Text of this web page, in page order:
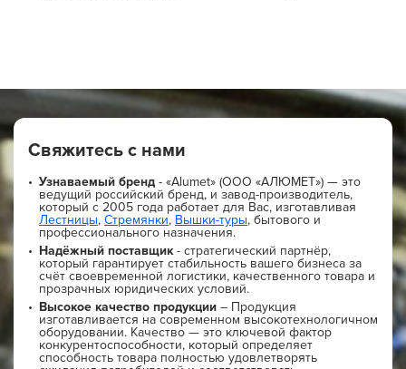
Свяжитесь с нами
Узнаваемый бренд - «Alumet» (ООО «АЛЮМЕТ») — это
ведущий российский бренд, и завод-производитель,
который с 2005 года работает для Вас, изготавливая
Лестницы, Стремянки, Вышки-туры, бытового и
профессионального назначения.
Надёжный поставщик- стратегический партнёр,
который гарантирует стабильность вашего бизнеса за
счёт своевременной логистики, качественного товара и
прозрачных юридических условий.
Высокое качество продукции – Продукция
изготавливается на современном высокотехнологичном
оборудовании. Качество — это ключевой фактор
конкурентоспособности, который определяет
способность товара полностью удовлетворять